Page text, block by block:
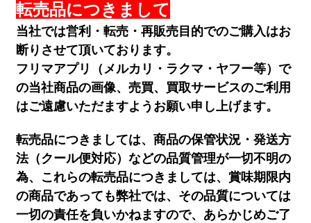
転売品につきまして
当社では営利・転売・再販売目的でのご購入はお
断りさせて頂いております。
フリマアプリ（メルカリ・ラクマ・ヤフー等）で
の当社商品の画像、売買、買取サービスのご利用
はご遠慮いただますようお願い申し上げます。
転売品につきましては、商品の保管状況・発送方
法（クール便対応）などの品質管理が一切不明の
為、これらの転売品につきましては、賞味期限内
の商品であっても弊社では、その品質については
一切の責任を負いかねますので、あらかじめご了